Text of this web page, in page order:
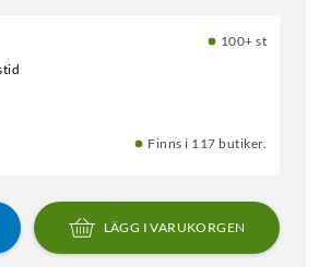
100+ st
Finns i 117 butiker.
LÄGG I VARUKORGEN